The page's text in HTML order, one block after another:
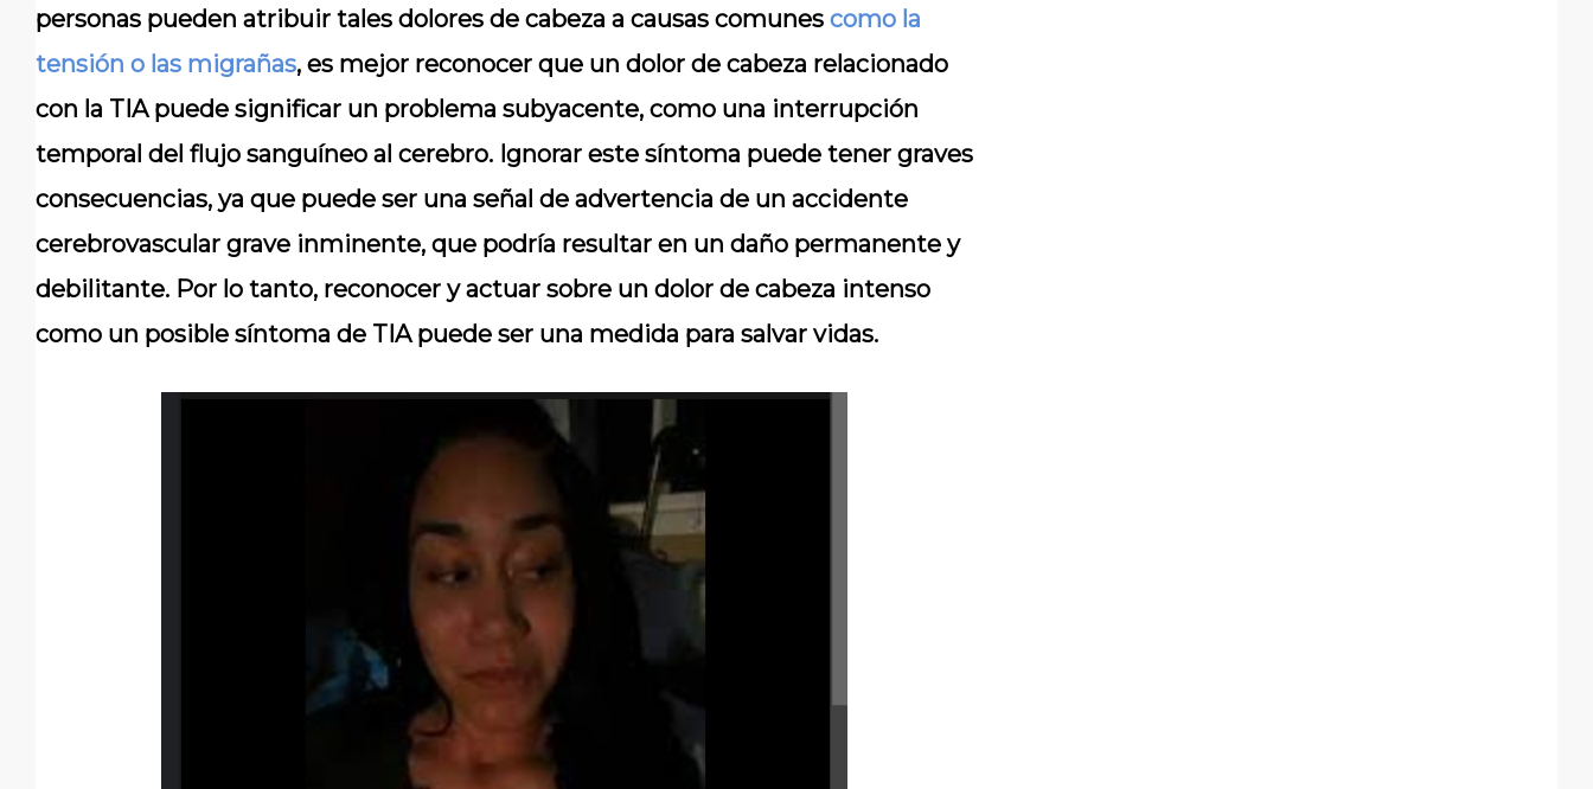
personas pueden atribuir tales dolores de cabeza a causas comunes como la
tensión o las migrañas, es mejor reconocer que un dolor de cabeza relacionado
con la TIA puede significar un problema subyacente, como una interrupción
temporal del flujo sanguíneo al cerebro. Ignorar este síntoma puede tener graves
consecuencias, ya que puede ser una señal de advertencia de un accidente
cerebrovascular grave inminente, que podría resultar en un daño permanente y
debilitante. Por lo tanto, reconocer y actuar sobre un dolor de cabeza intenso
como un posible síntoma de TIA puede ser una medida para salvar vidas.